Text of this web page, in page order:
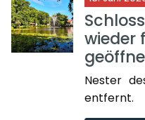
wieder
Nester
entfernt.